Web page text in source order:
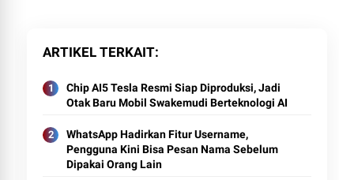
ARTIKEL TERKAIT
Chip AI5 Tesla Resmi Siap Diproduksi, Jadi
Otak Baru Mobil Swakemudi Berteknologi AI
WhatsApp Hadirkan Fitur Username,
Pengguna Kini Bisa Pesan Nama Sebelum
Dipakai Orang Lain